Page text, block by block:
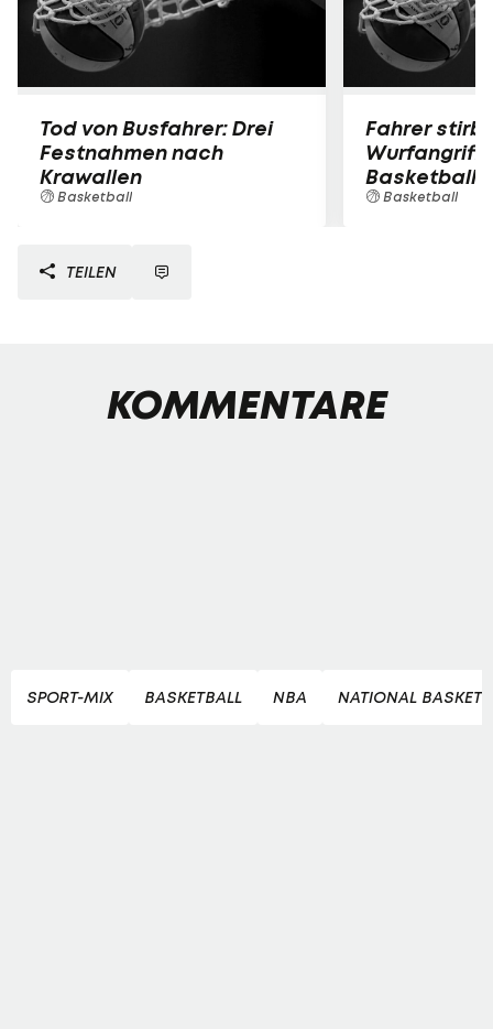
Tod von Busfahrer: Drei
Festnahmen nach
Krawallen
Basketball
Fahrer
Wurfangriff
Basketball
TEILEN
KOMMENTARE
SPORT-MIX BASKETBALL NBA NATIONAL